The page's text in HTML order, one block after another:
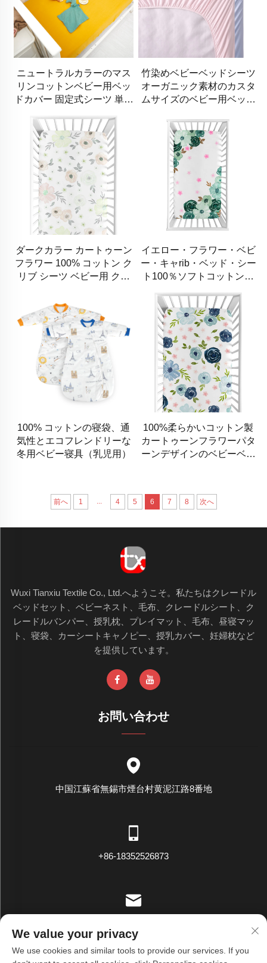
ニュートラルカラーのマス
リンコットンベビー用ベッ
ドカバー 固定式シーツ 単色
竹染めベビーベッドシーツ
オーガニック素材のカスタ
ムサイズのベビー用ベッド
ダークカラー カートゥーン
フラワー 100% コットン ク
リブ シーツ ベビー用 クリ
イエロー・フラワー・ベビ
ー・キャrib・ベッド・シー
ト100％ソフトコットン女
100% コットンの寝袋、通
気性とエコフレンドリーな
冬用ベビー寝具（乳児用）
100%柔らかいコットン製
カートゥーンフラワーパタ
ーンデザインのベビーベッ
前へ 1 ... 4 5 6 7 8 次へ
Wuxi Tianxiu Textile Co., Ltd.へようこそ。私たちはクレードル
ベッドセット、ベビーネスト、毛布、クレードルシート、ク
レードルバンパー、授乳枕、プレイマット、毛布、昼寝マッ
ト、寝袋、カーシートキャノピー、授乳カバー、妊婦枕など
を提供しています。
お問い合わせ
中国江蘇省無錫市煙台村黄泥江路8番地
+86-18352526873
We value your privacy
We use cookies and similar tools to provide our services. If you